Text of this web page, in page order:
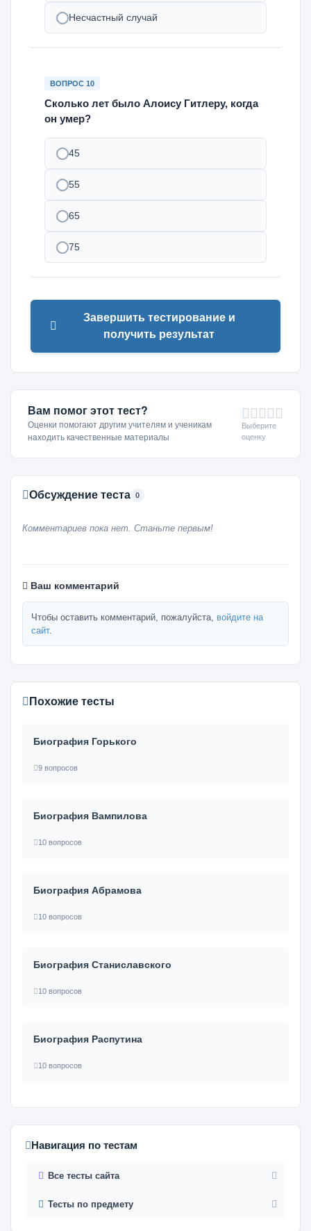
Несчастный случай
ВОПРОС 10
Сколько лет было Алоису Гитлеру, когда
он умер?
45
55
65
75
Завершить тестирование и
получить результат
Вам помог этот тест?
Оценки помогают другим учителям и ученикам
находить качественные материалы
Выберите
оценку
Обсуждение теста 0
Комментариев пока нет. Станьте первым!
Ваш комментарий
Чтобы оставить комментарий, пожалуйста, войдите на
сайт.
Похожие тесты
Биография Горького
9 вопросов
Биография Вампилова
10 вопросов
Биография Абрамова
10 вопросов
Биография Станиславского
10 вопросов
Биография Распутина
10 вопросов
Навигация по тестам
Все тесты сайта
Тесты по предмету